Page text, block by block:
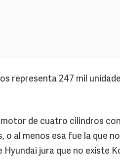
representa 247 mil
motor de cuatro cilindros
o al menos esa fue la que
Hyundai jura que no existe